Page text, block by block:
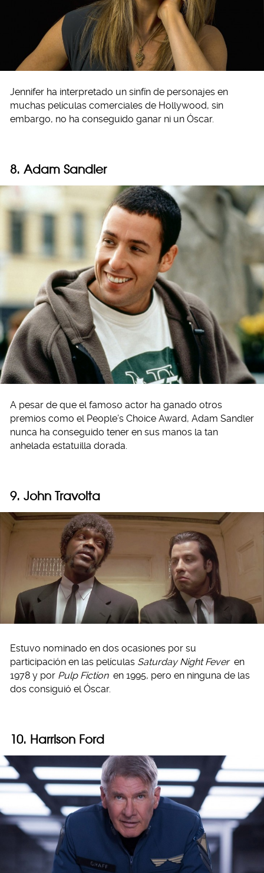
Jennifer ha interpretado un sinfín de personajes en
muchas películas comerciales de Hollywood, sin
embargo, no ha conseguido ganar ni un Óscar.
8. Adam Sandler
A pesar de que el famoso actor ha ganado otros
premios como el People’s Choice Award, Adam Sandler
nunca ha conseguido tener en sus manos la tan
anhelada estatuilla dorada.
9. John Travolta
Estuvo nominado en dos ocasiones por su
participación en las películas Saturday Night Fever en
1978 y por Pulp Fiction en 1995, pero en ninguna de las
dos consiguió el Óscar.
10. Harrison Ford